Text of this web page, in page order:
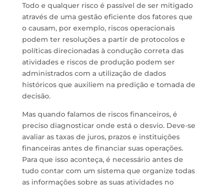
Todo e qualquer risco é passível de ser mitigado
através de uma gestão eficiente dos fatores que
o causam, por exemplo, riscos operacionais
podem ter resoluções a partir de protocolos e
políticas direcionadas à condução correta das
atividades e riscos de produção podem ser
administrados com a utilização de dados
históricos que auxiliem na predição e tomada de
decisão.
Mas quando falamos de riscos financeiros, é
preciso diagnosticar onde está o desvio. Deve-se
avaliar as taxas de juros, prazos e instituições
financeiras antes de financiar suas operações.
Para que isso aconteça, é necessário antes de
tudo contar com um sistema que organize todas
as informações sobre as suas atividades no